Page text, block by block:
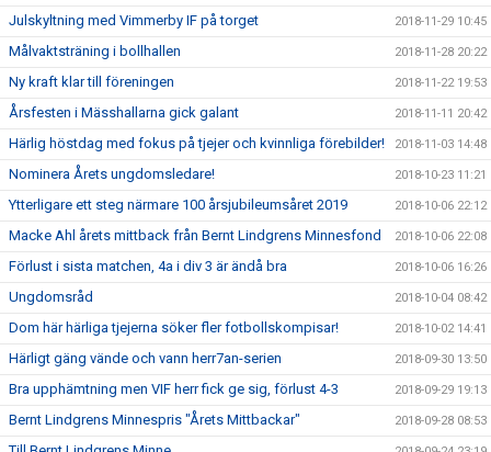
Julskyltning med Vimmerby IF på torget 2018-11-29 10:45
Målvaktsträning i bollhallen 2018-11-28 20:22
Ny kraft klar till föreningen 2018-11-22 19:53
Årsfesten i Mässhallarna gick galant 2018-11-11 20:42
Härlig höstdag med fokus på tjejer och kvinnliga förebilder! 2018-11-03 14:48
Nominera Årets ungdomsledare! 2018-10-23 11:21
Ytterligare ett steg närmare 100 årsjubileumsåret 2019 2018-10-06 22:12
Macke Ahl årets mittback från Bernt Lindgrens Minnesfond 2018-10-06 22:08
Förlust i sista matchen, 4a i div 3 är ändå bra 2018-10-06 16:26
Ungdomsråd 2018-10-04 08:42
Dom här härliga tjejerna söker fler fotbollskompisar! 2018-10-02 14:41
Härligt gäng vände och vann herr7an-serien 2018-09-30 13:50
Bra upphämtning men VIF herr fick ge sig, förlust 4-3 2018-09-29 19:13
Bernt Lindgrens Minnespris "Årets Mittbackar" 2018-09-28 08:53